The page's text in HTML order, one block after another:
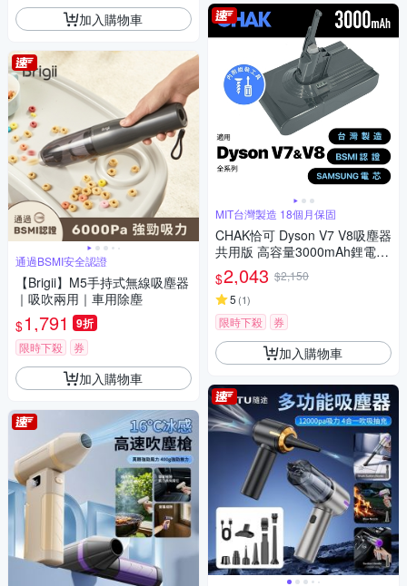
加入購物車
通過BSMI安全認證
【Brigii】M5手持式無線吸塵器
｜吸吹兩用｜車用除塵
$1,791 9折
限時下殺 券
加入購物車
MIT台灣製造 18個月保固
CHAK恰可 Dyson V7 V8吸塵器
共用版 高容量3000mAh鋰電池
DC8230(Dyson 副廠電池 戴森
吸塵器配件)
$2,043 $2,150
5 (1)
限時下殺 券
加入購物車